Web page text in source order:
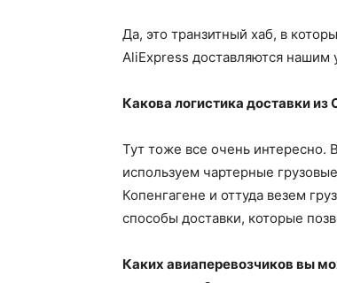
Да, это транзитный хаб, в
AliExpress доставляются нашим
Какова логистика доставки
Тут тоже все очень интересно.
используем чартерные
Копенгагене и оттуда везем
способы доставки, которые
Каких авиаперевозчиков вы